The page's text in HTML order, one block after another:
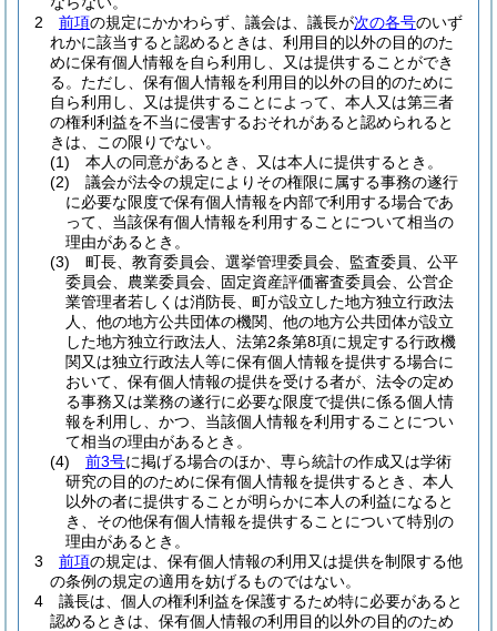
2
前項の規定にかかわらず、議会は、議長が次の各号のいず
れかに該当すると認めるときは、利用目的以外の目的のた
めに保有個人情報を自ら利用し、又は提供することができ
る。 ただし、保有個人情報を利用目的以外の目的のために
自ら利用し、又は提供することによって、本人又は第三者
の権利利益を不当に侵害するおそれがあると認められると
きは、この限りでない。
(1)
本人の同意があるとき、又は本人に提供するとき。
(2)
議会が法令の規定によりその権限に属する事務の遂行
に必要な限度で保有個人情報を内部で利用する場合であ
って、当該保有個人情報を利用することについて相当の
理由があるとき。
(3)
町長、教育委員会、選挙管理委員会、監査委員、公平
委員会、農業委員会、固定資産評価審査委員会、公営企
業管理者若しくは消防長、町が設立した地方独立行政法
人、他の地方公共団体の機関、他の地方公共団体が設立
した地方独立行政法人、法第2条第8項に規定する行政機
関又は独立行政法人等に保有個人情報を提供する場合に
おいて、保有個人情報の提供を受ける者が、法令の定め
る事務又は業務の遂行に必要な限度で提供に係る個人情
報を利用し、かつ、当該個人情報を利用することについ
て相当の理由があるとき。
(4)
前3号に掲げる場合のほか、専ら統計の作成又は学術
研究の目的のために保有個人情報を提供するとき、本人
以外の者に提供することが明らかに本人の利益になると
き、その他保有個人情報を提供することについて特別の
理由があるとき。
3
前項の規定は、保有個人情報の利用又は提供を制限する他
の条例の規定の適用を妨げるものではない。
4
議長は、個人の権利利益を保護するため特に必要があると
認めるときは、保有個人情報の利用目的以外の目的のため